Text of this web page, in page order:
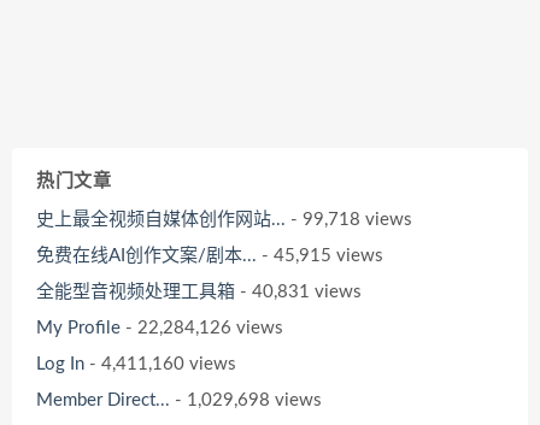
热门文章
史上最全视频自媒体创作网站... - 99,718 views
免费在线AI创作文案/剧本... - 45,915 views
全能型音视频处理工具箱 - 40,831 views
My Profile - 22,284,126 views
Log In - 4,411,160 views
Member Direct... - 1,029,698 views